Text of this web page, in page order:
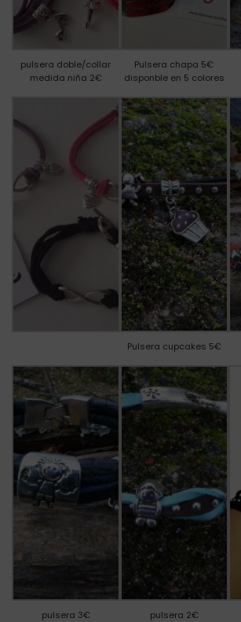
pulsera doble/collar
medida niña 2€
Pulsera chapa 5€
disponble en 5 colores
Pulsera cupcakes 5€
pulsera 3€ pulsera 2€